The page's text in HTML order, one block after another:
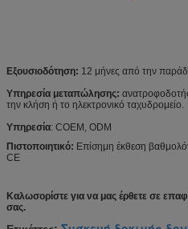
Εξουσιοδότηση: 12 μήνες από την
Υπηρεσία μεταπώλησης:
την κλήση ή το ηλεκτρονικό ταχυδρομείο.
Υπηρεσία: COEM, ODM
Πιστοποιητικό: Επίσημη έκθεση
CE
Καλωσορίστε για να μας έρθετε σε
σας.